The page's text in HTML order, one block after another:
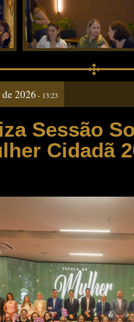
2026 - 13:23
Sessão
Cidadã